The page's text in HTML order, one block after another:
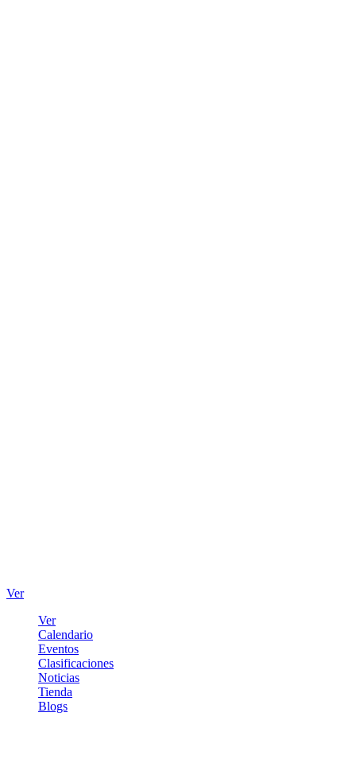
Ver
Ver
Calendario
Eventos
Clasificaciones
Noticias
Tienda
Blogs